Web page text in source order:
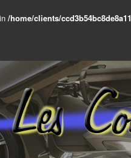
/home/clients/
Peugeot
du Lion